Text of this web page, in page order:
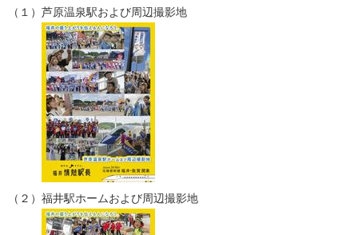
（１）芦原温泉駅および周辺撮影地
（２）福井駅ホームおよび周辺撮影地